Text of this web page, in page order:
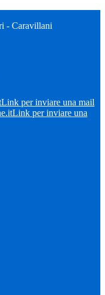
- Caravillani
Link per inviare una mail
Link per inviare una